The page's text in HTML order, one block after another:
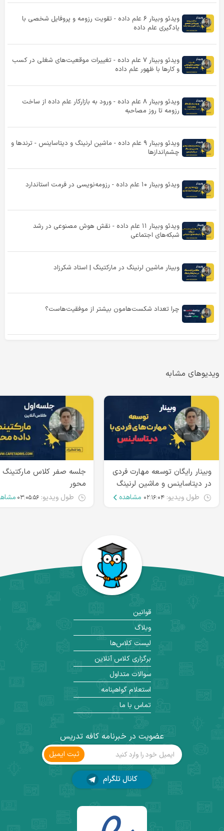
ویدئو وبینار ۶ علم داده - تقویت رزومه و پروفایل شخصی با
یادگیری علم داده
ویدئو وبینار ۷ علم داده - تغییرات موقعیت‌های شغلی‌ در کسب
و کارها با ظهور علم داده
ویدئو وبینار ۸ علم داده - ورود به بازارکار علم داده از ساخت
رزومه تا روز مصاحبه
ویدئو وبینار ۹ علم داده - ماشین لرنینگ و دیتاساینس - ترندها و
چشم‌اندازها
ویدئو وبینار ۱۰ علم داده - رزومه‌‌نویسی در فرمت استاندارد
ویدئو وبینار ۱۱ علم داده - نقش هوش مصنوعی در رشد
شبکه‌های اجتماعی
وبینار ماشین لرنینگ در مارکتینگ | استاد شکرزاد
چرا تعداد شکست‌هامون بیشتر از موفقیت‌هاست؟
ویدیوهای مشابه
وبینار رایگان توسعه مهارت فردی
در دیتاساینس و ماشین لرنینگ
طول ویدیو: ۰۲:۱۶:۰۴ مشاهده
جلسه صفر کلاس مارکتینگ
محور
طول ویدیو: ۰۳:۰۵:۵۶
عضویت در خبرنامه کافه تدریس
ثبت ‌ایمیل
کانال تلگرام
قوانین
وبلاگ
لیست کلاس‌ها
برگزاری کلاس آنلاین
سوالات متداول
استعلام گواهینامه
تماس با ما